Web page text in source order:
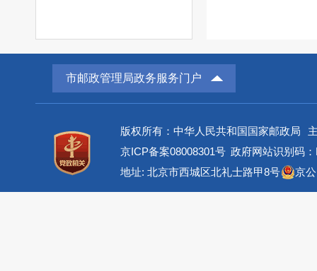
市邮政管理局政务服务门户
版权所有：中华人民共和国国家邮政局
京ICP备案08008301号 政府网站识别码
地址: 北京市西城区北礼士路甲8号
京